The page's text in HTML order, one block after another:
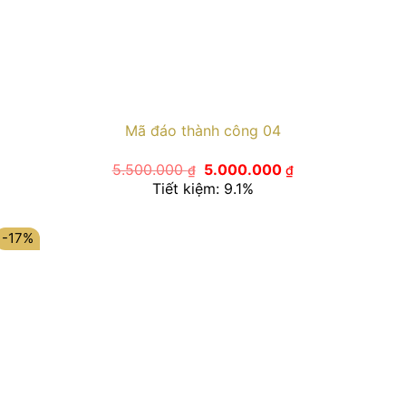
Mã đáo thành công 04
5.500.000₫
Giá
gốc
là:
5.000.000₫Giá
Tiết kiệm: 9.1%
-17%